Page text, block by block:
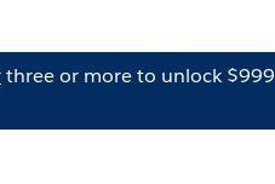
three or more to unlock $999